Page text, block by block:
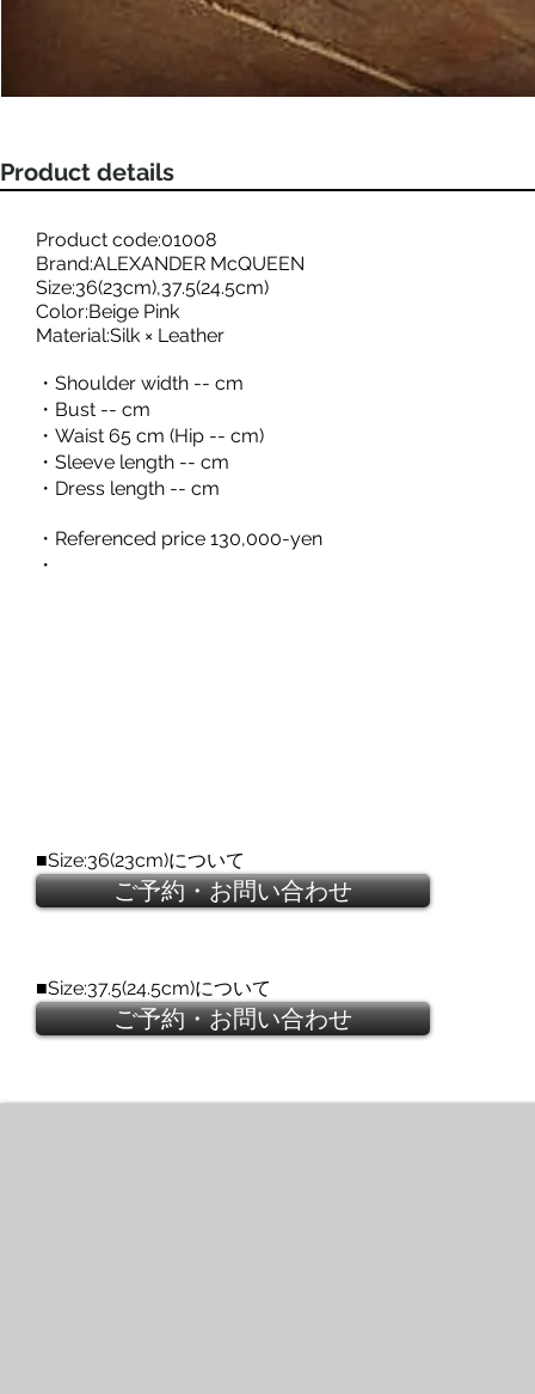
Product details
Product code:01008
Brand:ALEXANDER McQUEEN
Size:36(23cm),37.5(24.5cm)
Color:Beige Pink
Material:Silk × Leather
・Shoulder width -- cm
・Bust -- cm
・Waist 65 cm (Hip -- cm)
・Sleeve length -- cm
・Dress length -- cm
・Referenced price 130,000-yen
・
■Size:36(23cm)について
ご予約・お問い合わせ
■Size:37.5(24.5cm)について
ご予約・お問い合わせ